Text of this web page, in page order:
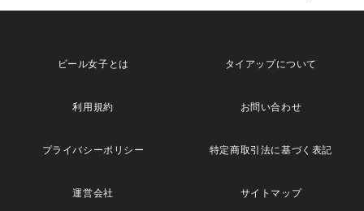
ビール女子とは タイアップについて
利用規約 お問い合わせ
プライバシーポリシー 特定商取引法に基づく表記
運営会社 サイトマップ